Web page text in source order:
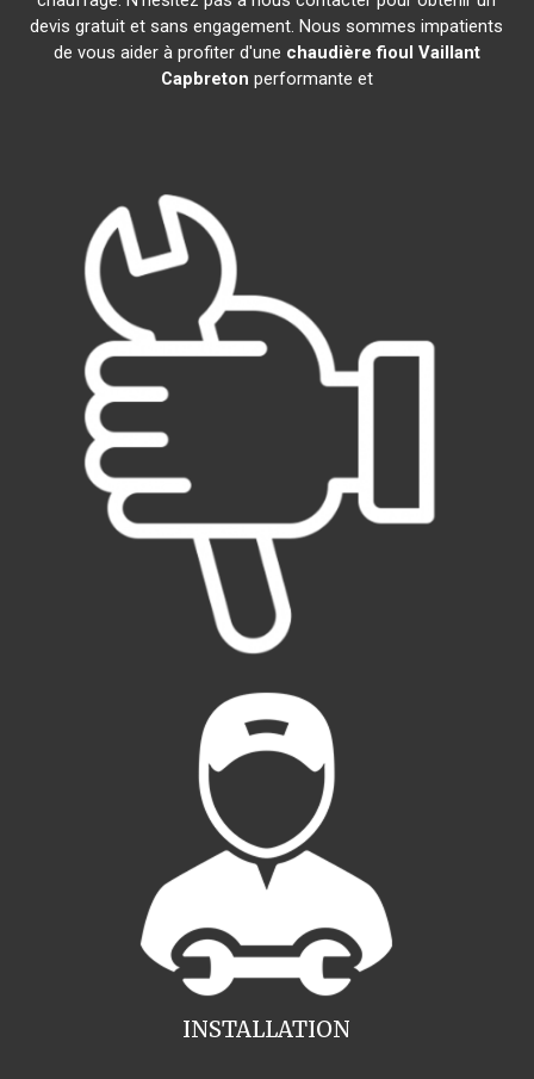
devis gratuit et sans engagement. Nous sommes impatients
de vous aider à profiter d'une chaudière fioul Vaillant
Capbreton performante et
INSTALLATION